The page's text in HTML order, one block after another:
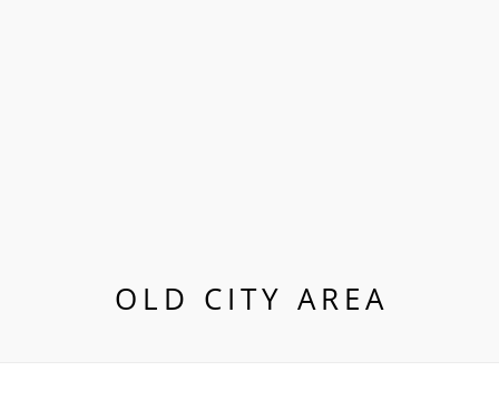
OLD CITY AREA